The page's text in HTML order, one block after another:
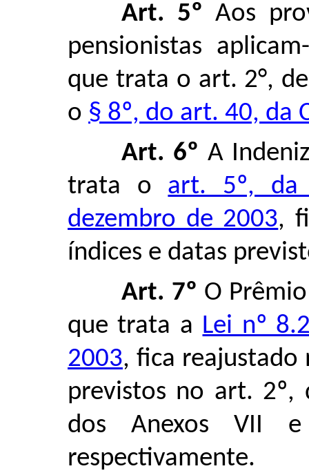
Art. 5ºAos
pensionistas
que trata o art. 2°,
o § 8º, do art. 40, da
Art. 6º A
trata o art. 5º, da
dezembro de 2003,
índices e datas
Art. 7º O
que trata a Lei nº
2003, fica reajustado
previstos no art. 2º,
dos Anexos VII
respectivamente.